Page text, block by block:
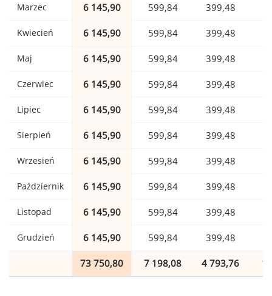
Marzec 6 145,90 599,84 399,48
Kwiecień 6 145,90 599,84 399,48
Maj 6 145,90 599,84 399,48
Czerwiec 6 145,90 599,84 399,48
Lipiec 6 145,90 599,84 399,48
Sierpień 6 145,90 599,84 399,48
Wrzesień 6 145,90 599,84 399,48
Październik 6 145,90 599,84 399,48
Listopad 6 145,90 599,84 399,48
Grudzień 6 145,90 599,84 399,48
73 750,80 7 198,08 4 793,76 1